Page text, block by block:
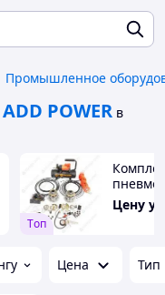
ADD POWER в
Tоп
заказ/
Цену
Цена Тип